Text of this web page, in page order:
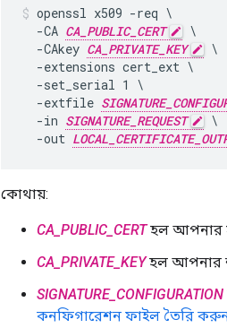
openssl x509 -req \
  -CA
CA_PUBLIC_CERT
\
  -CAkey
CA_PRIVATE_KEY
\
  -extensions cert_ext \
  -set_serial 1 \
  -extfile
  -in
SIGNATURE_REQUEST
\
  -out
কোথায়:
CA_PUBLIC_CERTহল আপনার
CA_PRIVATE_KEYহল আপনার
SIGNATURE_CONFIGURATION
কনফিগারেশন ফাইল তৈরি